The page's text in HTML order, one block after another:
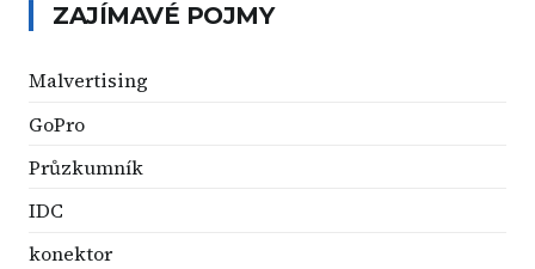
ZAJÍMAVÉ POJMY
Malvertising
GoPro
Průzkumník
IDC
konektor